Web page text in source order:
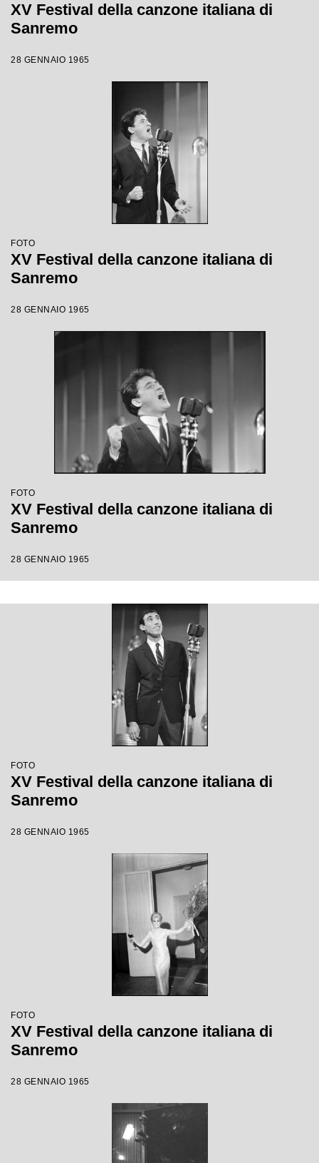
XV Festival della canzone italiana di
Sanremo
28 GENNAIO 1965
FOTO
XV Festival della canzone italiana di
Sanremo
28 GENNAIO 1965
FOTO
XV Festival della canzone italiana di
Sanremo
28 GENNAIO 1965
FOTO
XV Festival della canzone italiana di
Sanremo
28 GENNAIO 1965
FOTO
XV Festival della canzone italiana di
Sanremo
28 GENNAIO 1965